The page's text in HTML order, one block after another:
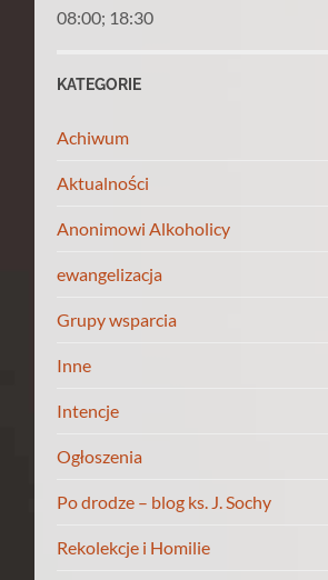
08:00; 18:30
KATEGORIE
Achiwum
Aktualności
Anonimowi Alkoholicy
ewangelizacja
Grupy wsparcia
Inne
Intencje
Ogłoszenia
Po drodze – blog ks. J. Sochy
Rekolekcje i Homilie